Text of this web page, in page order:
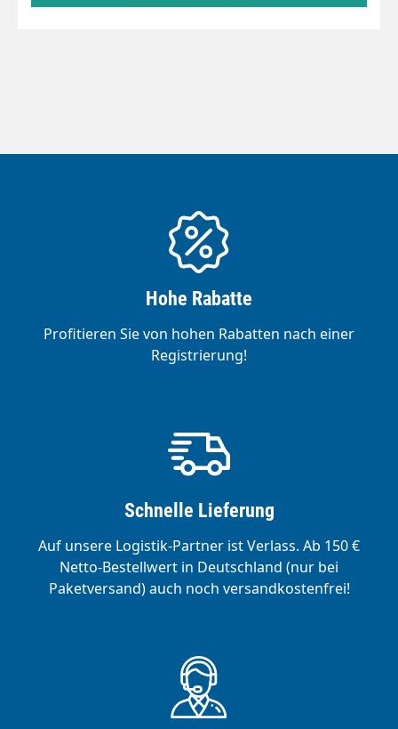
PRODUKTMERKMALE Ausgang: 3/8"AG Druck: 350
Hohe Rabatte
Profitieren Sie von hohen Rabatten nach einer
Registrierung!
Schnelle Lieferung
Auf unsere Logistik-Partner ist Verlass. Ab 150 €
Netto-Bestellwert in Deutschland (nur bei
Paketversand) auch noch versandkostenfrei!